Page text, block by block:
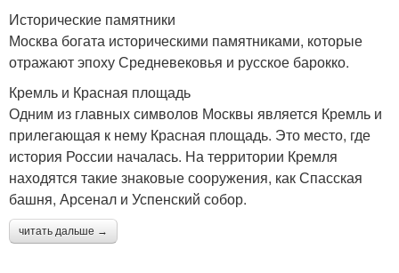
Исторические памятники
Москва богата историческими памятниками, которые
отражают эпоху Средневековья и русское барокко.
Кремль и Красная площадь
Одним из главных символов Москвы является Кремль и
прилегающая к нему Красная площадь. Это место, где
история России началась. На территории Кремля
находятся такие знаковые сооружения, как Спасская
башня, Арсенал и Успенский собор.
читать дальше →